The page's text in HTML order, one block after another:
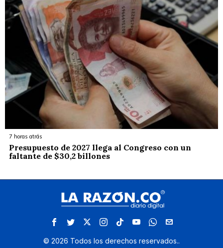
7 horas atrás
Presupuesto de 2027 llega al Congreso con un
faltante de $30,2 billones
© 2026 Todos los derechos reservados..